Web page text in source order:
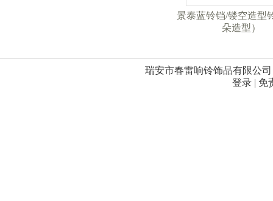
景泰蓝铃铛/镂空造型
朵造型）
瑞安市春雷响铃饰品有限公
登录 | 免